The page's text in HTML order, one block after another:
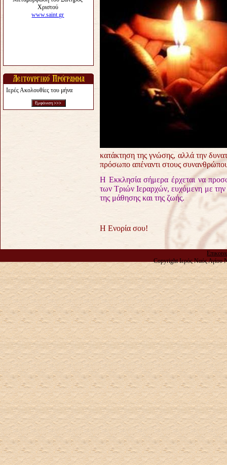
Ιερές Ακολουθίες του μήνα
κατάκτηση της γνώσης, αλλά την
πρόσωπο απέναντι στους
Η Εκκλησία σήμερα έρχεται να
των Τριών Ιεραρχών, ευχόμενη με την
της μάθησης και της ζωής.
Η Ενορία σου!
Copyright Ιερός Ναός Αγίου